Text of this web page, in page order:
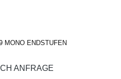
MONO ENDSTUFEN
ANFRAGE